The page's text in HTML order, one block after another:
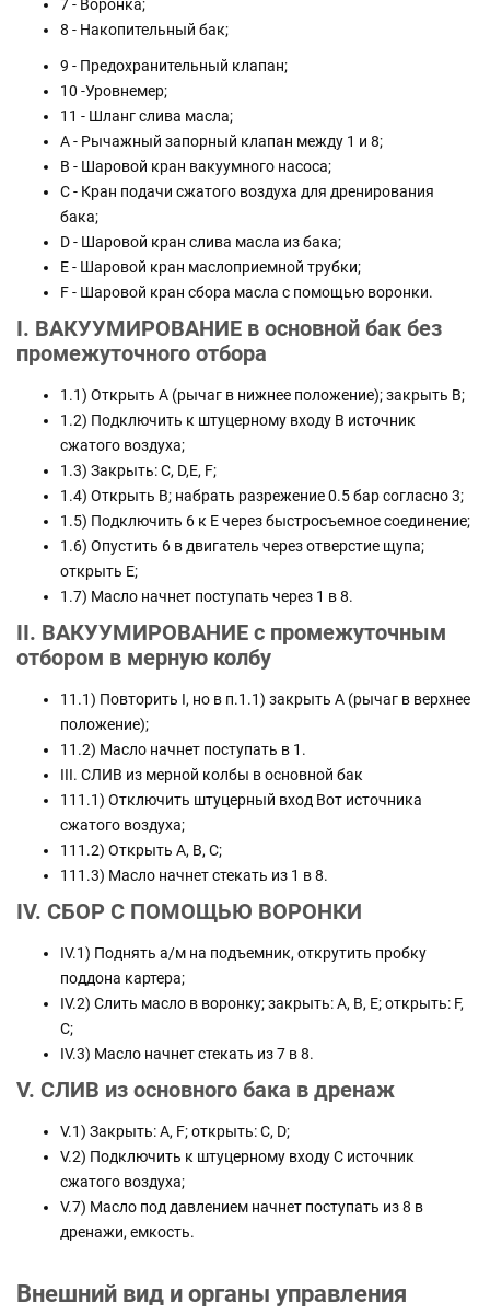
7 - Воронка;
8 - Накопительный бак;
9 - Предохранительный клапан;
10 -Уровнемер;
11 - Шланг слива масла;
А - Рычажный запорный клапан между 1 и 8;
В - Шаровой кран вакуумного насоса;
С - Кран подачи сжатого воздуха для дренирования
бака;
D - Шаровой кран слива масла из бака;
Е - Шаровой кран маслоприемной трубки;
F - Шаровой кран сбора масла с помощью воронки.
I. ВАКУУМИРОВАНИЕ в основной бак без
промежуточного отбора
1.1) Открыть А (рычаг в нижнее положение); закрыть В;
1.2) Подключить к штуцерному входу В источник
сжатого воздуха;
1.3) Закрыть: С, D,E, F;
1.4) Открыть В; набрать разрежение 0.5 бар согласно 3;
1.5) Подключить 6 к Е через быстросъемное соединение;
1.6) Опустить 6 в двигатель через отверстие щупа;
открыть Е;
1.7) Масло начнет поступать через 1 в 8.
II. ВАКУУМИРОВАНИЕ с промежуточным
отбором в мерную колбу
11.1) Повторить I, но в п.1.1) закрыть А (рычаг в верхнее
положение);
11.2) Масло начнет поступать в 1.
III. СЛИВ из мерной колбы в основной бак
111.1) Отключить штуцерный вход Вот источника
сжатого воздуха;
111.2) Открыть А, В, С;
111.3) Масло начнет стекать из 1 в 8.
IV. СБОР С ПОМОЩЬЮ ВОРОНКИ
IV.1) Поднять а/м на подъемник, открутить пробку
поддона картера;
IV.2) Слить масло в воронку; закрыть: А, В, Е; открыть: F,
С;
IV.3) Масло начнет стекать из 7 в 8.
V. СЛИВ из основного бака в дренаж
V.1) Закрыть: A, F; открыть: С, D;
V.2) Подключить к штуцерному входу С источник
сжатого воздуха;
V.7) Масло под давлением начнет поступать из 8 в
дренажи, емкость.
Внешний вид и органы управления